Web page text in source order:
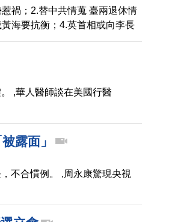
禍；2.替中共情蒐 臺兩退休情
海要抗衡‎；4.英首相或向李長
,華人醫師談在美國行醫
露面」
不合慣例。 ,周永康驚現央視